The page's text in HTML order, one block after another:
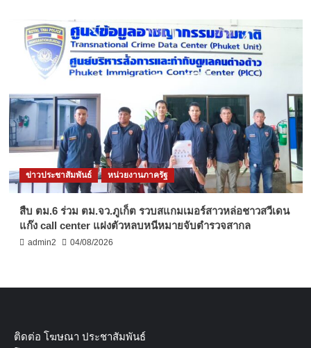
ข่าวประชาสัมพันธ์ หน่วยงานภาครัฐ
สืบ ตม.6 ร่วม ตม.จว.ภูเก็ต รวบสแกมเมอร์สาวหล่อชาวสวีเดน
แก๊ง call center แฝงตัวหลบหนีหมายจับตำรวจสากล
admin2 04/08/2026
ติดต่อ​ โฆษณา​ ประชาสัมพันธ์